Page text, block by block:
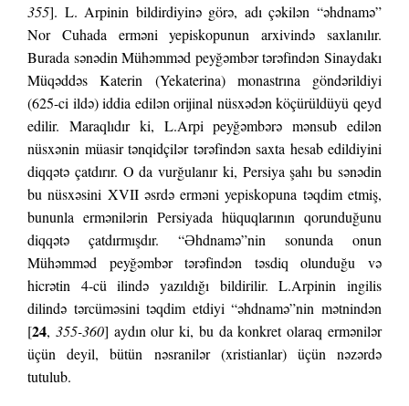
355]. L. Arpinin bildirdiyinə görə, adı çəkilən “əhdnamə”
Nor Cuhada erməni yepiskopunun arxivində saxlanılır.
Burada sənədin Mühəmməd peyğəmbər tərəfindən Sinaydakı
Müqəddəs Katerin (Yekaterina) monastrına göndərildiyi
(625-ci ildə) iddia edilən orijinal nüsxədən köçürüldüyü qeyd
edilir. Maraqlıdır ki, L.Arpi peyğəmbərə mənsub edilən
nüsxənin müasir tənqidçilər tərəfindən saxta hesab edildiyini
diqqətə çatdırır. O da vurğulanır ki, Persiya şahı bu sənədin
bu nüsxəsini XVII əsrdə erməni yepiskopuna təqdim etmiş,
bununla ermənilərin Persiyada hüquqlarının qorunduğunu
diqqətə çatdırmışdır. “Əhdnamə”nin sonunda onun
Mühəmməd peyğəmbər tərəfindən təsdiq olunduğu və
hicrətin 4-cü ilində yazıldığı bildirilir. L.Arpinin ingilis
dilində tərcüməsini təqdim etdiyi “əhdnamə”nin mətnindən
[24, 355-360] aydın olur ki, bu da konkret olaraq ermənilər
üçün deyil, bütün nəsranilər (xristianlar) üçün nəzərdə
tutulub.